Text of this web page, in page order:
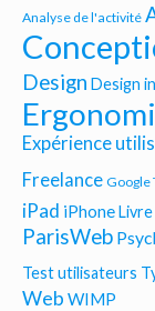
Analyse de l'activité
Design Design
Expérience
Freelance Google
iPad iPhoneLivre
ParisWeb
Test utilisateurs
Web WIMP